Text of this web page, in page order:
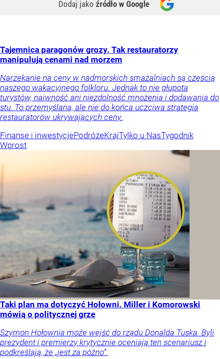
Dodaj jako źródło w Google
Tajemnica paragonów grozy. Tak restauratorzy
manipulują cenami nad morzem
Narzekanie na ceny w nadmorskich smażalniach są częścią
naszego wakacyjnego folkloru. Jednak to nie głupota
turystów, naiwność ani niezdolność mnożenia i dodawania do
stu. To przemyślana, ale nie do końca uczciwa strategia
restauratorów ukrywających ceny.
Finanse i inwestycjePodróżeKrajTylko u NasTygodnik
Wprost
Taki plan ma dotyczyć Hołowni. Miller i Komorowski
mówią o politycznej grze
Szymon Hołownia może wejść do rządu Donalda Tuska. Byli
prezydent i premierzy krytycznie oceniają ten scenariusz i
podkreślają, że „jest za późno”.